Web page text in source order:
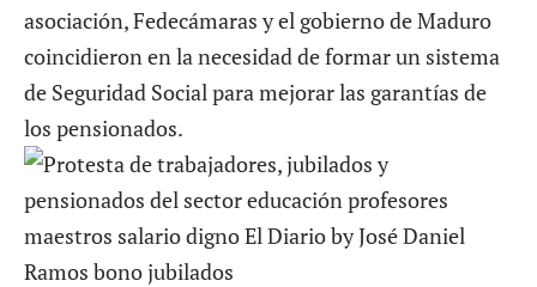
asociación, Fedecámaras y el gobierno de Maduro
coincidieron en la necesidad de formar un sistema
de Seguridad Social para mejorar las garantías de
los pensionados.